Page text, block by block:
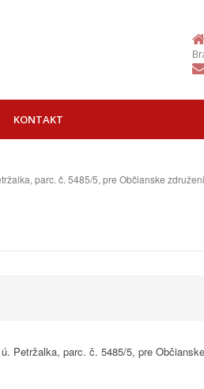
KONTAKT
parc. č. 5485/5, pre Občianske
Petržalka, parc. č. 5485/5, pre